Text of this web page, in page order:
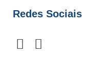
Redes Sociais
F
I